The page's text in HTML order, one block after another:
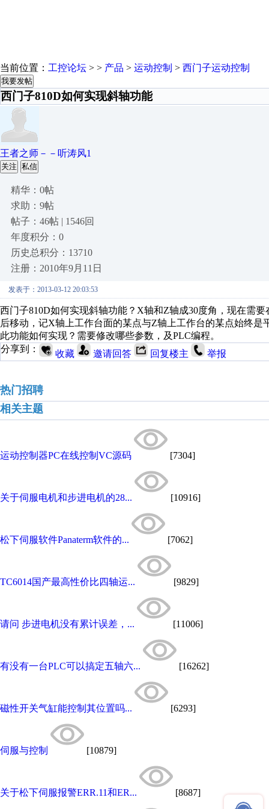
当前位置： 工控论坛 > > 产品 > 运动控制 > 西门子运动控制
我要发帖
西门子810D如何实现斜轴功能
王者之师－－听涛风1
关注 私信
精华：0帖
求助：9帖
帖子：46帖 | 1546回
年度积分：0
历史总积分：13710
注册：2010年9月11日
发表于：2013-03-12 20:03:53
西门子810D如何实现斜轴功能？X轴和Z轴成30度角，现在需
后移动，记X轴上工作台面的某点与Z轴上工作台的某点始终是
此功能如何实现？需要修改哪些参数，及PLC编程。
分享到：
收藏 邀请回答 回复楼主 举报
热门招聘
相关主题
运动控制器PC在线控制VC源码 [7304]
关于伺服电机和步进电机的28... [10916]
松下伺服软件Panaterm软件的... [7062]
TC6014国产最高性价比四轴运... [9829]
请问 步进电机没有累计误差，... [11006]
有没有一台PLC可以搞定五轴六... [16262]
磁性开关气缸能控制其位置吗... [6293]
伺服与控制 [10879]
关于松下伺服报警ERR.11和ER... [8687]